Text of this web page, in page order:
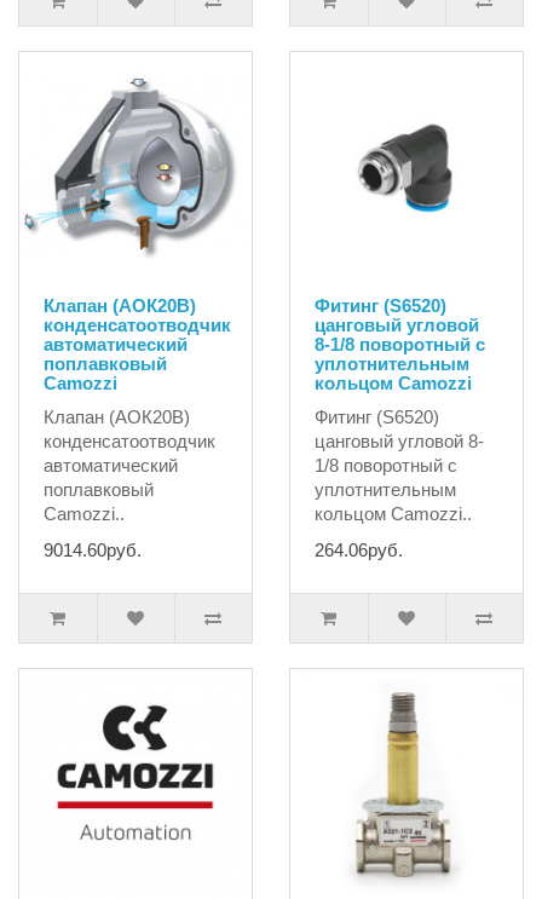
Клапан (АОК20В)
конденсатоотводчик
автоматический
поплавковый
Camozzi
Клапан (АОК20В)
конденсатоотводчик
автоматический
поплавковый
Camozzi..
9014.60руб.
Фитинг (S6520)
цанговый угловой
8-1/8 поворотный с
уплотнительным
кольцом Camozzi
Фитинг (S6520)
цанговый угловой 8-
1/8 поворотный с
уплотнительным
кольцом Camozzi..
264.06руб.